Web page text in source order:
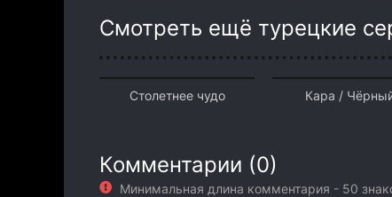
Смотреть ещё турецкие
Столетнее чудо Кара /
Комментарии (0)
Минимальная длина комментария - 50